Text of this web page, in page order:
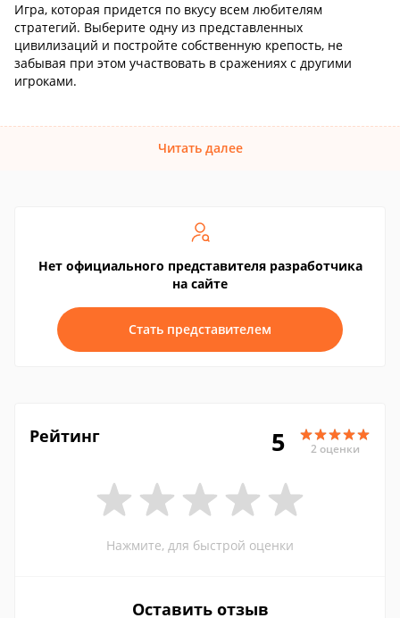
Игра, которая придется по вкусу всем любителям
стратегий. Выберите одну из представленных
цивилизаций и постройте собственную крепость, не
забывая при этом участвовать в сражениях с другими
игроками.
Читать далее
Нет официального представителя разработчика
на сайте
Стать представителем
Рейтинг 5 2 оценки
Нажмите, для быстрой оценки
Оставить отзыв